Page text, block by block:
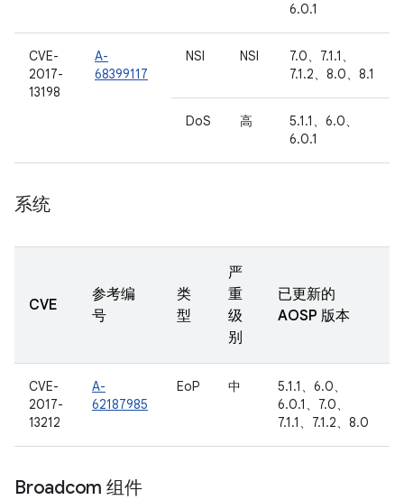
6.0.1
CVE-
2017-
13198
A-
68399117
NSI NSI
7.0、7.1.1、
7.1.2、8.0、8.1
DoS 高
5.1.1、6.0、
6.0.1
系统
CVE
参考编
号
类
型
严
重
级
别
已更新的
AOSP 版本
CVE-
2017-
13212
A-
62187985
EoP 中
5.1.1、6.0、
6.0.1、7.0、
7.1.1、7.1.2、8.0
Broadcom 组件